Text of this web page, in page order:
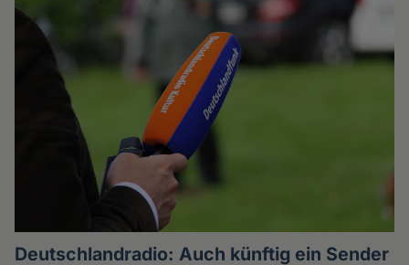
Deutschlandradio: Auch künftig ein Sender